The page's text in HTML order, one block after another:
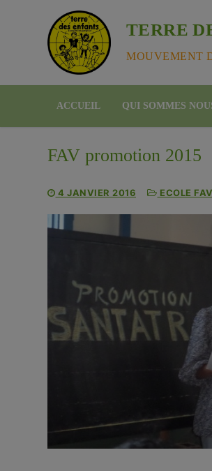
contenu
TERRE
MOUVEMENT
ACCUEIL QUI SOMMES
FAV promotion 2015
4 JANVIER 2016 ECOLE FAV